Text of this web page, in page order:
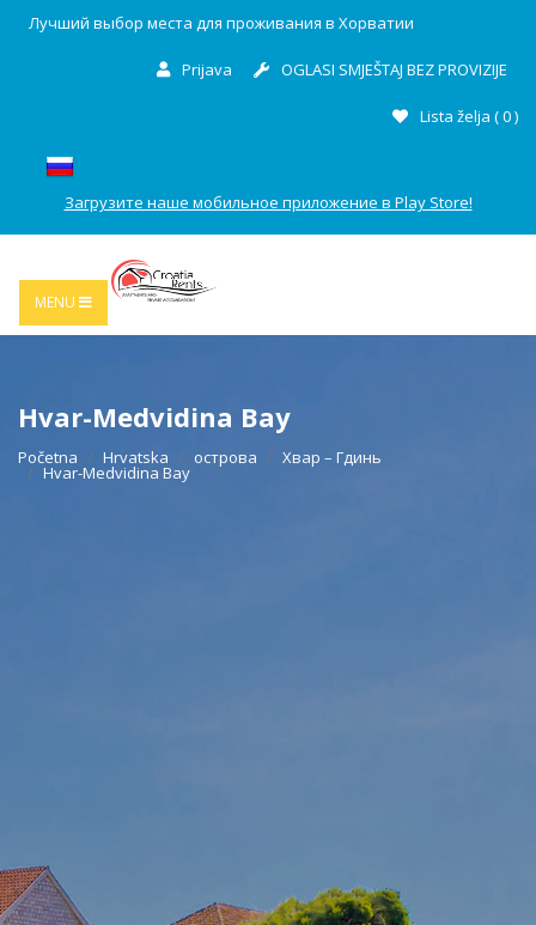
Лучший выбор места для проживания в Хорватии
Prijava OGLASI SMJEŠTAJ BEZ PROVIZIJE
Lista želja (0)
Загрузите наше мобильное приложение в Play Store!
MENU
Hvar-Medvidina Bay
Početna Hrvatska острова Хвар – Гдинь
Hvar-Medvidina Bay